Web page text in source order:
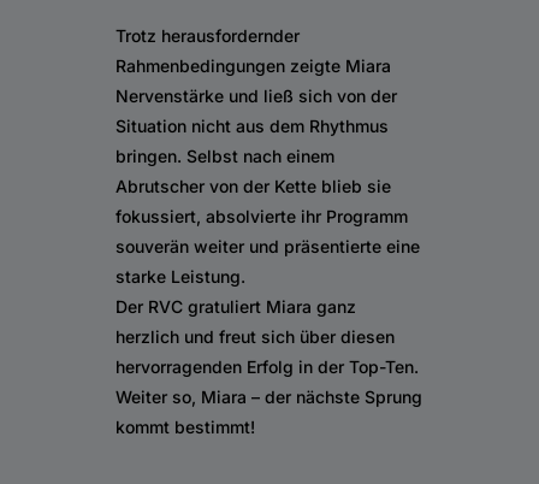
Trotz herausfordernder
Rahmenbedingungen zeigte Miara
Nervenstärke und ließ sich von der
Situation nicht aus dem Rhythmus
bringen. Selbst nach einem
Abrutscher von der Kette blieb sie
fokussiert, absolvierte ihr Programm
souverän weiter und präsentierte eine
starke Leistung.
Der RVC gratuliert Miara ganz
herzlich und freut sich über diesen
hervorragenden Erfolg in der Top-Ten.
Weiter so, Miara – der nächste Sprung
kommt bestimmt!